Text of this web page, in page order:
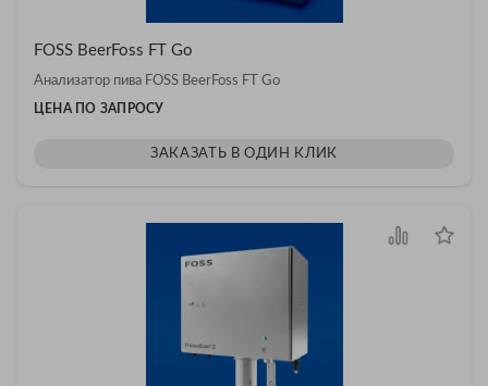
FOSS BeerFoss FT Go
Анализатор пива FOSS BeerFoss FT Go
ЦЕНА ПО ЗАПРОСУ
ЗАКАЗАТЬ В ОДИН КЛИК